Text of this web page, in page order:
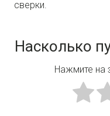
сверки.
Насколько
Нажмите на